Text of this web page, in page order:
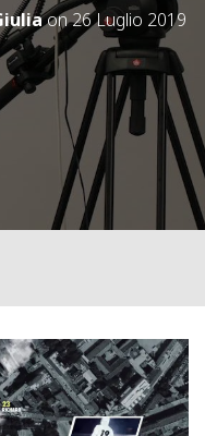
on26 Luglio 2019